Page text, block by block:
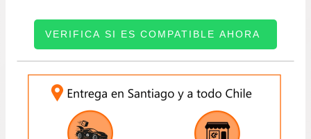
VERIFICA SI ES COMPATIBLE AHORA